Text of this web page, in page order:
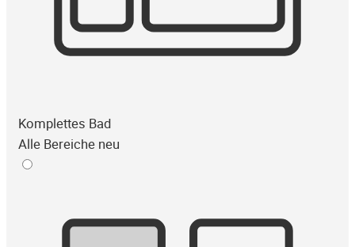
Komplettes Bad
Alle Bereiche neu